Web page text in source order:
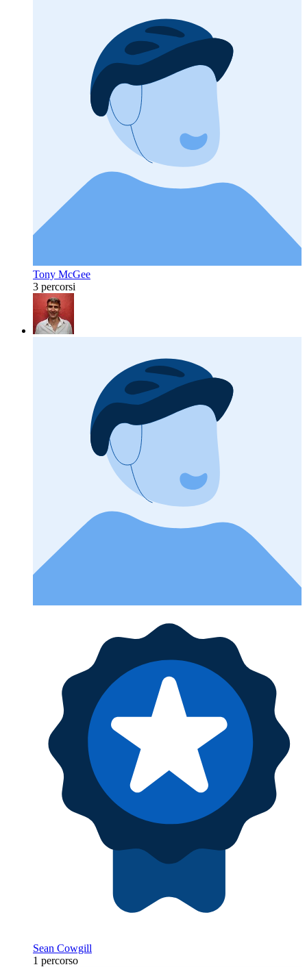
Tony McGee
3 percorsi
Sean Cowgill
1 percorso